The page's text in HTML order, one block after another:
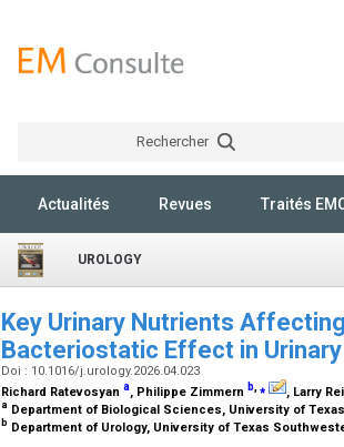
Rechercher
Actualités Revues Traités
UROLOGY
Key Urinary Nutrients
Bacteriostatic Effect in
Doi : 10.1016/j.urology.2026.04.023
Richard Ratevosyan a, Philippe Zimmern b,⁎ , Larry
a Department of Biological Sciences, University of
b Department of Urology, University of Texas